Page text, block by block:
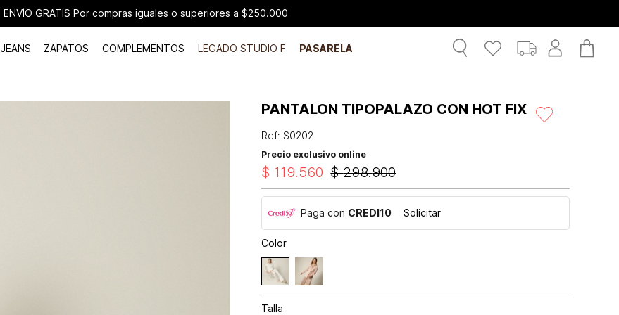
ENVÍO GRATIS Por compras iguales o superiores a $250.000
JEANS ZAPATOS COMPLEMENTOS LEGADO STUDIO F PASARELA
PANTALON TIPOPALAZO CON HOT FIX
Ref:S0202
Precio exclusivo online
$ 298.900
$ 119.560
Paga con CREDI10 Solicitar
Color
Talla